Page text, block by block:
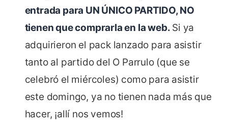
entrada para UN ÚNICO PARTIDO, NO
tienen que comprarla en la web. Si ya
adquirieron el pack lanzado para asistir
tanto al partido del O Parrulo (que se
celebró el miércoles) como para asistir
este domingo, ya no tienen nada más que
hacer, ¡allí nos vemos!